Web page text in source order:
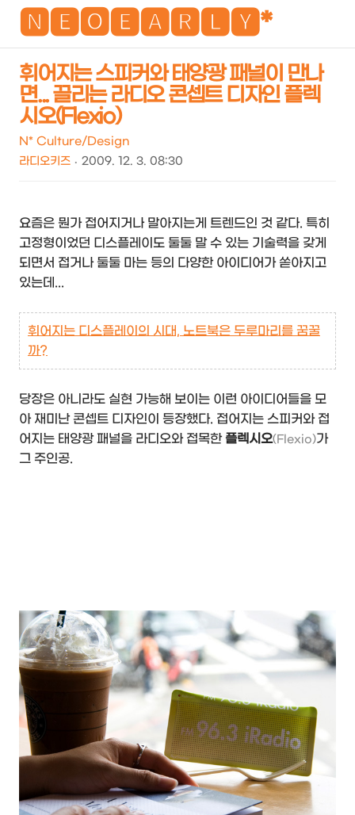
🅽🅴🅾🅴🅰🆁🅻🆈*
검
휘어지는 스피커와 태양광 패널이 만나
면... 끌리는 라디오 콘셉트 디자인 플렉
시오(Flexio)
N* Culture/Design
라디오키즈
2009. 12. 3. 08:30
요즘은 뭔가 접어지거나 말아지는게 트렌드인 것 같다. 특히
고정형이었던 디스플레이도 둘둘 말 수 있는 기술력을 갖게
되면서 접거나 둘둘 마는 등의 다양한 아이디어가 쏟아지고
있는데...
휘어지는 디스플레이의 시대, 노트북은 두루마리를 꿈꿀
까?
당장은 아니라도 실현 가능해 보이는 이런 아이디어들을 모
아 재미난 콘셉트 디자인이 등장했다. 접어지는 스피커와 접
어지는 태양광 패널을 라디오와 접목한플렉시오(Flexio)가
그 주인공.